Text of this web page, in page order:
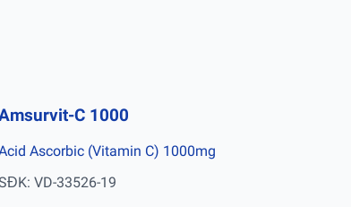
C 1000
Ascorbic (Vitamin C) 1000mg
VD-33526-19